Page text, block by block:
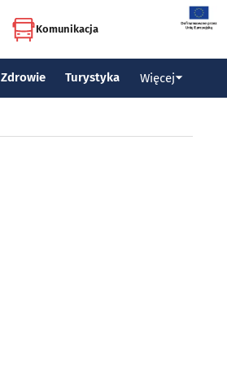
Komunikacja
Zdrowie Turystyka Więcej